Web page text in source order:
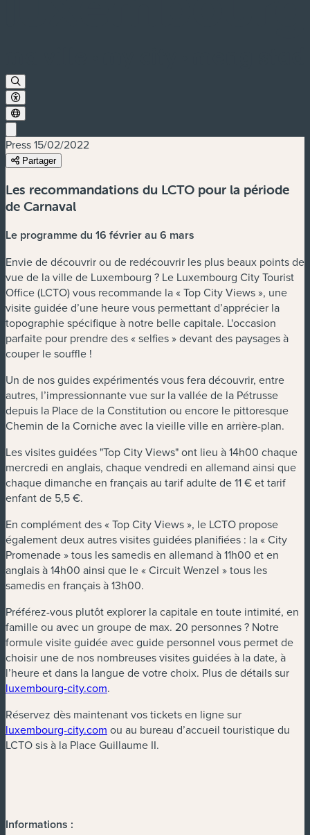
Press15/02/2022
Partager
Les recommandations du LCTO pour la période
de Carnaval
Le programme du 16 février au 6 mars
Envie de découvrir ou de redécouvrir les plus beaux points de
vue de la ville de Luxembourg ? Le Luxembourg City Tourist
Office (LCTO) vous recommande la « Top City Views », une
visite guidée d’une heure vous permettant d’apprécier la
topographie spécifique à notre belle capitale. L'occasion
parfaite pour prendre des « selfies » devant des paysages à
couper le souffle !
Un de nos guides expérimentés vous fera découvrir, entre
autres, l’impressionnante vue sur la vallée de la Pétrusse
depuis la Place de la Constitution ou encore le pittoresque
Chemin de la Corniche avec la vieille ville en arrière-plan.
Les visites guidées "Top City Views" ont lieu à 14h00 chaque
mercredi en anglais, chaque vendredi en allemand ainsi que
chaque dimanche en français au tarif adulte de 11 € et tarif
enfant de 5,5 €.
En complément des « Top City Views », le LCTO propose
également deux autres visites guidées planifiées : la « City
Promenade » tous les samedis en allemand à 11h00 et en
anglais à 14h00 ainsi que le « Circuit Wenzel » tous les
samedis en français à 13h00.
Préférez-vous plutôt explorer la capitale en toute intimité, en
famille ou avec un groupe de max. 20 personnes ? Notre
formule visite guidée avec guide personnel vous permet de
choisir une de nos nombreuses visites guidées à la date, à
l’heure et dans la langue de votre choix. Plus de détails sur
luxembourg-city.com.
Réservez dès maintenant vos tickets en ligne sur
luxembourg-city.com ou au bureau d’accueil touristique du
LCTO sis à la Place Guillaume II.
Informations :